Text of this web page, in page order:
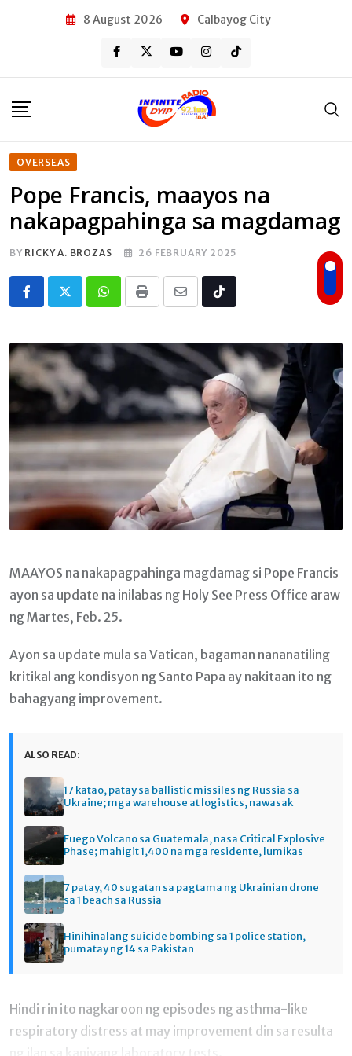
8 August 2026 Calbayog City
OVERSEAS
Pope Francis, maayos na
nakapagpahinga sa magdamag
BY RICKY A. BROZAS 26 FEBRUARY 2025
Whatsapp
Print
Share
Email
Tiktok
MAAYOS na nakapagpahinga magdamag si Pope Francis
ayon sa update na inilabas ng Holy See Press Office araw
ng Martes, Feb. 25.
Ayon sa update mula sa Vatican, bagaman nananatiling
kritikal ang kondisyon ng Santo Papa ay nakitaan ito ng
bahagyang improvement.
ALSO READ:
17 katao, patay sa ballistic missiles ng Russia sa
Ukraine; mga warehouse at logistics, nawasak
Fuego Volcano sa Guatemala, nasa Critical Explosive
Phase; mahigit 1,400 na mga residente, lumikas
7 patay, 40 sugatan sa pagtama ng Ukrainian drone
sa 1 beach sa Russia
Hinihinalang suicide bombing sa 1 police station,
pumatay ng 14 sa Pakistan
Hindi rin ito nagkaroon ng episodes ng asthma-like
respiratory distress at may improvement din sa resulta